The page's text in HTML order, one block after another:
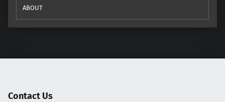
ABOUT
Contact Us